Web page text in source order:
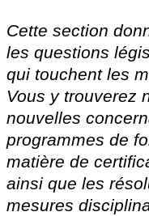
Cette section
les questions
qui touchent les
Vous y trouverez
nouvelles
programmes de
matière de
ainsi que les
mesures